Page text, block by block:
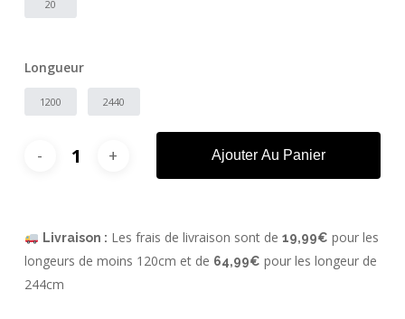
20
Longueur
1200 2440
Ajouter Au Panier
Livraison : Les frais de livraison sont de 19,99€ pour les
longeurs de moins 120cm et de 64,99€ pour les longeur de
244cm